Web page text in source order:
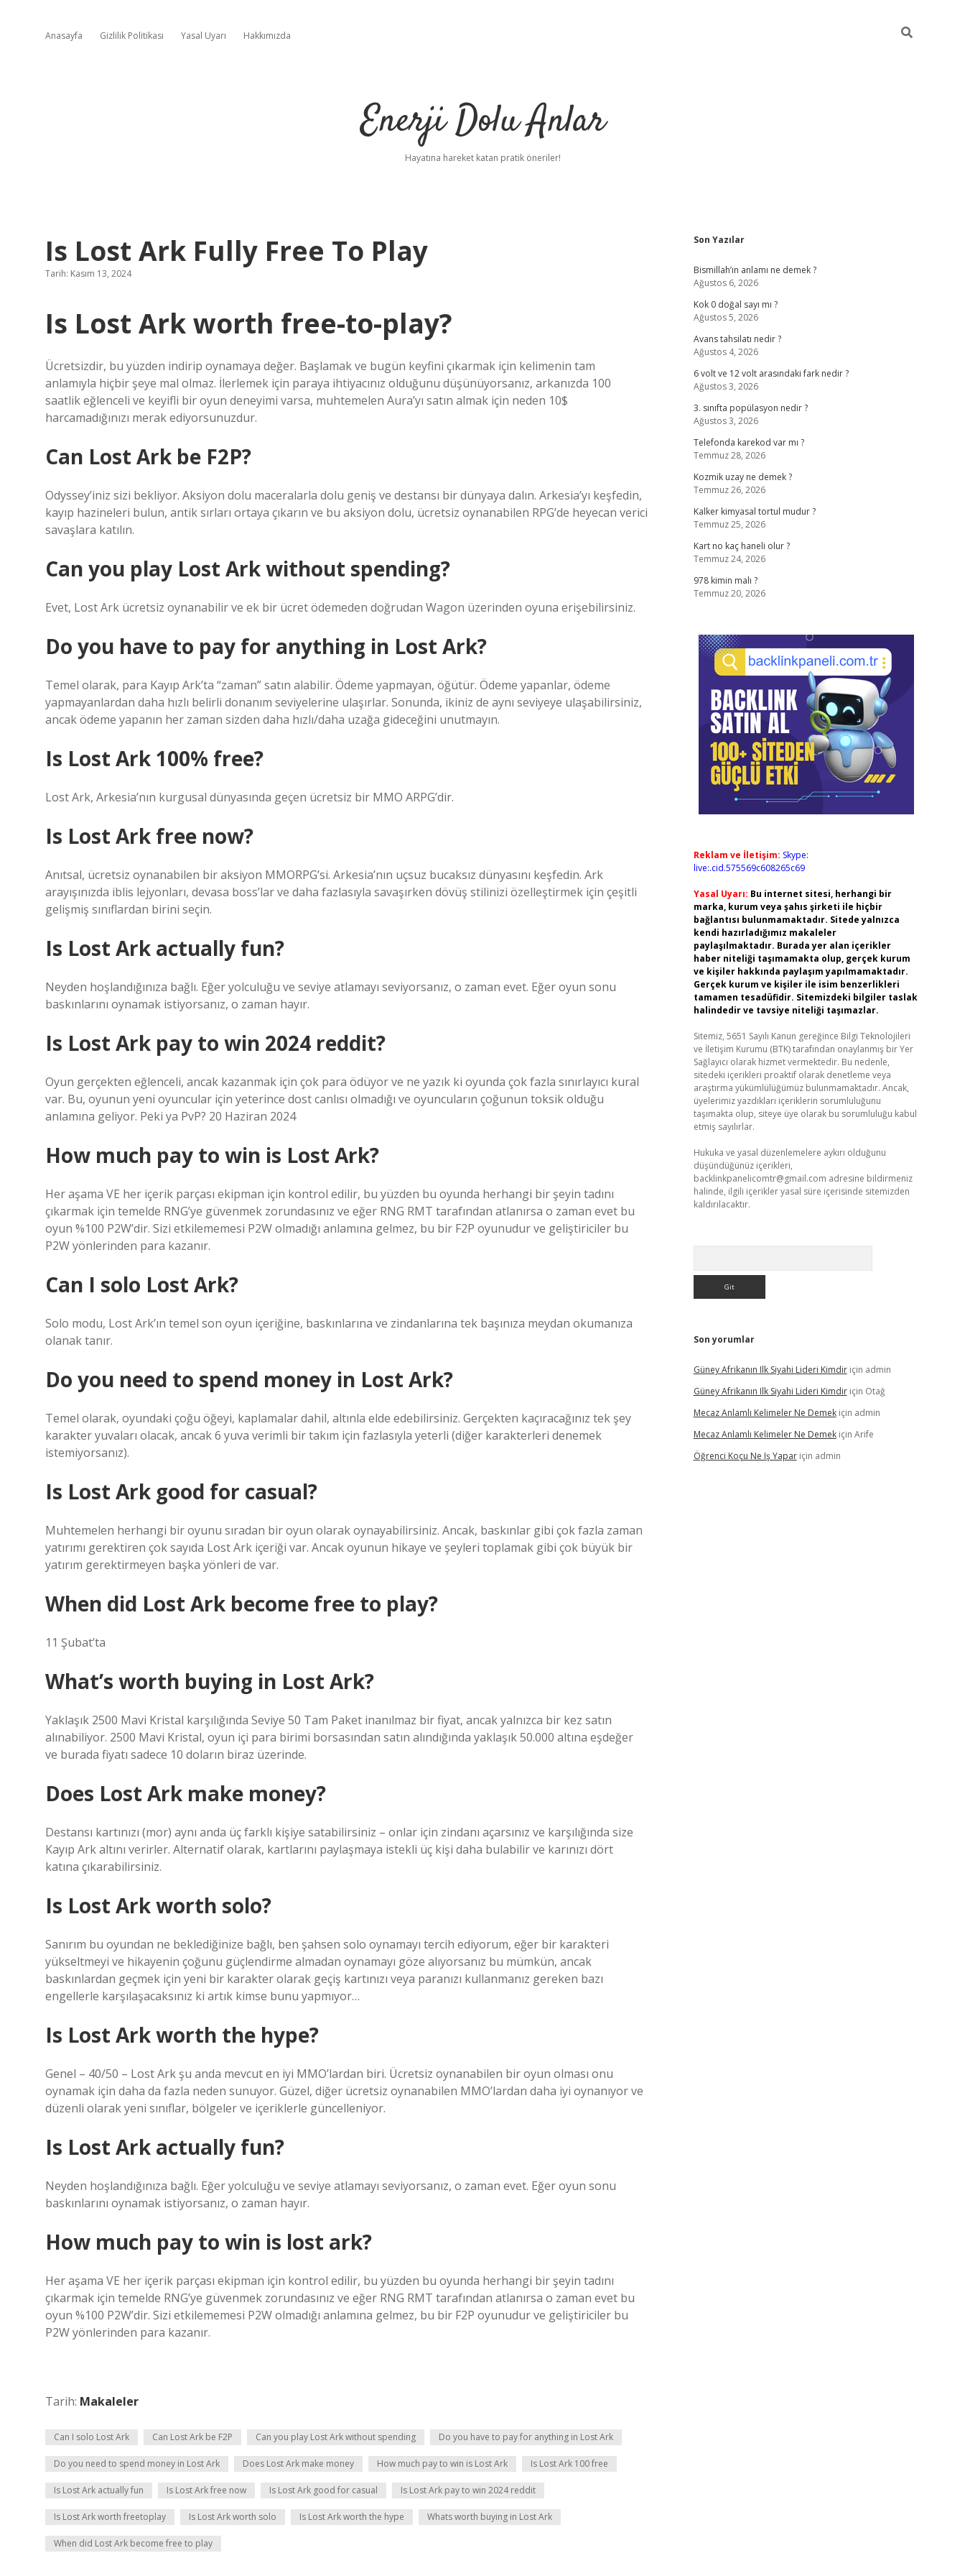
Anasayfa Gizlilik Politikası Yasal Uyarı Hakkımızda
Enerji Dolu Anlar
Hayatına hareket katan pratik öneriler!
Is Lost Ark Fully Free To Play
Tarih: Kasım 13, 2024
Is Lost Ark worth free-to-play?
Ücretsizdir, bu yüzden indirip oynamaya değer. Başlamak ve bugün keyfini çıkarmak için kelimenin tam
anlamıyla hiçbir şeye mal olmaz. İlerlemek için paraya ihtiyacınız olduğunu düşünüyorsanız, arkanızda 100
saatlik eğlenceli ve keyifli bir oyun deneyimi varsa, muhtemelen Aura’yı satın almak için neden 10$
harcamadığınızı merak ediyorsunuzdur.
Can Lost Ark be F2P?
Odyssey’iniz sizi bekliyor. Aksiyon dolu maceralarla dolu geniş ve destansı bir dünyaya dalın. Arkesia’yı keşfedin,
kayıp hazineleri bulun, antik sırları ortaya çıkarın ve bu aksiyon dolu, ücretsiz oynanabilen RPG’de heyecan verici
savaşlara katılın.
Can you play Lost Ark without spending?
Evet, Lost Ark ücretsiz oynanabilir ve ek bir ücret ödemeden doğrudan Wagon üzerinden oyuna erişebilirsiniz.
Do you have to pay for anything in Lost Ark?
Temel olarak, para Kayıp Ark’ta “zaman” satın alabilir. Ödeme yapmayan, öğütür. Ödeme yapanlar, ödeme
yapmayanlardan daha hızlı belirli donanım seviyelerine ulaşırlar. Sonunda, ikiniz de aynı seviyeye ulaşabilirsiniz,
ancak ödeme yapanın her zaman sizden daha hızlı/daha uzağa gideceğini unutmayın.
Is Lost Ark 100% free?
Lost Ark, Arkesia’nın kurgusal dünyasında geçen ücretsiz bir MMO ARPG’dir.
Is Lost Ark free now?
Anıtsal, ücretsiz oynanabilen bir aksiyon MMORPG’si. Arkesia’nın uçsuz bucaksız dünyasını keşfedin. Ark
arayışınızda iblis lejyonları, devasa boss’lar ve daha fazlasıyla savaşırken dövüş stilinizi özelleştirmek için çeşitli
gelişmiş sınıflardan birini seçin.
Is Lost Ark actually fun?
Neyden hoşlandığınıza bağlı. Eğer yolculuğu ve seviye atlamayı seviyorsanız, o zaman evet. Eğer oyun sonu
baskınlarını oynamak istiyorsanız, o zaman hayır.
Is Lost Ark pay to win 2024 reddit?
Oyun gerçekten eğlenceli, ancak kazanmak için çok para ödüyor ve ne yazık ki oyunda çok fazla sınırlayıcı kural
var. Bu, oyunun yeni oyuncular için yeterince dost canlısı olmadığı ve oyuncuların çoğunun toksik olduğu
anlamına geliyor. Peki ya PvP? 20 Haziran 2024
How much pay to win is Lost Ark?
Her aşama VE her içerik parçası ekipman için kontrol edilir, bu yüzden bu oyunda herhangi bir şeyin tadını
çıkarmak için temelde RNG’ye güvenmek zorundasınız ve eğer RNG RMT tarafından atlanırsa o zaman evet bu
oyun %100 P2W’dir. Sizi etkilememesi P2W olmadığı anlamına gelmez, bu bir F2P oyunudur ve geliştiriciler bu
P2W yönlerinden para kazanır.
Can I solo Lost Ark?
Solo modu, Lost Ark’ın temel son oyun içeriğine, baskınlarına ve zindanlarına tek başınıza meydan okumanıza
olanak tanır.
Do you need to spend money in Lost Ark?
Temel olarak, oyundaki çoğu öğeyi, kaplamalar dahil, altınla elde edebilirsiniz. Gerçekten kaçıracağınız tek şey
karakter yuvaları olacak, ancak 6 yuva verimli bir takım için fazlasıyla yeterli (diğer karakterleri denemek
istemiyorsanız).
Is Lost Ark good for casual?
Muhtemelen herhangi bir oyunu sıradan bir oyun olarak oynayabilirsiniz. Ancak, baskınlar gibi çok fazla zaman
yatırımı gerektiren çok sayıda Lost Ark içeriği var. Ancak oyunun hikaye ve şeyleri toplamak gibi çok büyük bir
yatırım gerektirmeyen başka yönleri de var.
When did Lost Ark become free to play?
11 Şubat’ta
What’s worth buying in Lost Ark?
Yaklaşık 2500 Mavi Kristal karşılığında Seviye 50 Tam Paket inanılmaz bir fiyat, ancak yalnızca bir kez satın
alınabiliyor. 2500 Mavi Kristal, oyun içi para birimi borsasından satın alındığında yaklaşık 50.000 altına eşdeğer
ve burada fiyatı sadece 10 doların biraz üzerinde.
Does Lost Ark make money?
Destansı kartınızı (mor) aynı anda üç farklı kişiye satabilirsiniz – onlar için zindanı açarsınız ve karşılığında size
Kayıp Ark altını verirler. Alternatif olarak, kartlarını paylaşmaya istekli üç kişi daha bulabilir ve karınızı dört
katına çıkarabilirsiniz.
Is Lost Ark worth solo?
Sanırım bu oyundan ne beklediğinize bağlı, ben şahsen solo oynamayı tercih ediyorum, eğer bir karakteri
yükseltmeyi ve hikayenin çoğunu güçlendirme almadan oynamayı göze alıyorsanız bu mümkün, ancak
baskınlardan geçmek için yeni bir karakter olarak geçiş kartınızı veya paranızı kullanmanız gereken bazı
engellerle karşılaşacaksınız ki artık kimse bunu yapmıyor…
Is Lost Ark worth the hype?
Genel – 40/50 – Lost Ark şu anda mevcut en iyi MMO’lardan biri. Ücretsiz oynanabilen bir oyun olması onu
oynamak için daha da fazla neden sunuyor. Güzel, diğer ücretsiz oynanabilen MMO’lardan daha iyi oynanıyor ve
düzenli olarak yeni sınıflar, bölgeler ve içeriklerle güncelleniyor.
Is Lost Ark actually fun?
Neyden hoşlandığınıza bağlı. Eğer yolculuğu ve seviye atlamayı seviyorsanız, o zaman evet. Eğer oyun sonu
baskınlarını oynamak istiyorsanız, o zaman hayır.
How much pay to win is lost ark?
Her aşama VE her içerik parçası ekipman için kontrol edilir, bu yüzden bu oyunda herhangi bir şeyin tadını
çıkarmak için temelde RNG’ye güvenmek zorundasınız ve eğer RNG RMT tarafından atlanırsa o zaman evet bu
oyun %100 P2W’dir. Sizi etkilememesi P2W olmadığı anlamına gelmez, bu bir F2P oyunudur ve geliştiriciler bu
P2W yönlerinden para kazanır.
Tarih: Makaleler
Can I solo Lost Ark Can Lost Ark be F2P Can you play Lost Ark without spending Do you have to pay for anything in Lost Ark
Do you need to spend money in Lost Ark Does Lost Ark make money How much pay to win is Lost Ark Is Lost Ark 100 free
Is Lost Ark actually fun Is Lost Ark free now Is Lost Ark good for casual Is Lost Ark pay to win 2024 reddit
Is Lost Ark worth freetoplay Is Lost Ark worth solo Is Lost Ark worth the hype Whats worth buying in Lost Ark
When did Lost Ark become free to play
Sidebar
Son Yazılar
Bismillah’ın anlamı ne demek ?
Ağustos 6, 2026
Kok 0 doğal sayı mı ?
Ağustos 5, 2026
Avans tahsilatı nedir ?
Ağustos 4, 2026
6 volt ve 12 volt arasındaki fark nedir ?
Ağustos 3, 2026
3. sınıfta popülasyon nedir ?
Ağustos 3, 2026
Telefonda karekod var mı ?
Temmuz 28, 2026
Kozmik uzay ne demek ?
Temmuz 26, 2026
Kalker kimyasal tortul mudur ?
Temmuz 25, 2026
Kart no kaç haneli olur ?
Temmuz 24, 2026
978 kimin malı ?
Temmuz 20, 2026
Reklam ve İletişim: Skype:
live:.cid.575569c608265c69
Yasal Uyarı: Bu internet sitesi, herhangi bir
marka, kurum veya şahıs şirketi ile hiçbir
bağlantısı bulunmamaktadır. Sitede yalnızca
kendi hazırladığımız makaleler
paylaşılmaktadır. Burada yer alan içerikler
haber niteliği taşımamakta olup, gerçek kurum
ve kişiler hakkında paylaşım yapılmamaktadır.
Gerçek kurum ve kişiler ile isim benzerlikleri
tamamen tesadüfidir. Sitemizdeki bilgiler taslak
halindedir ve tavsiye niteliği taşımazlar.
Sitemiz, 5651 Sayılı Kanun gereğince Bilgi Teknolojileri
ve İletişim Kurumu (BTK) tarafından onaylanmış bir Yer
Sağlayıcı olarak hizmet vermektedir. Bu nedenle,
sitedeki içerikleri proaktif olarak denetleme veya
araştırma yükümlülüğümüz bulunmamaktadır. Ancak,
üyelerimiz yazdıkları içeriklerin sorumluluğunu
taşımakta olup, siteye üye olarak bu sorumluluğu kabul
etmiş sayılırlar.
Hukuka ve yasal düzenlemelere aykırı olduğunu
düşündüğünüz içerikleri,
backlinkpanelicomtr@gmail.com adresine bildirmeniz
halinde, ilgili içerikler yasal süre içerisinde sitemizden
kaldırılacaktır.
Son yorumlar
Güney Afrikanın Ilk Siyahi Lideri Kimdiriçin admin
Güney Afrikanın Ilk Siyahi Lideri Kimdiriçin Otağ
Mecaz Anlamlı Kelimeler Ne Demekiçin admin
Mecaz Anlamlı Kelimeler Ne Demekiçin Arife
Öğrenci Koçu Ne Iş Yapariçin admin